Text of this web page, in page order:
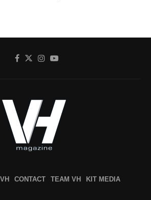
CONTACT TEAM VH KIT MEDIA